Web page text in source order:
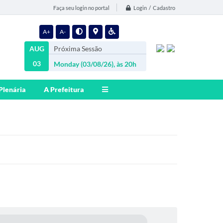
Faça seu login no portal Login / Cadastro
A+ A-
AUG
03
Próxima Sessão
Monday (03/08/26), às 20h
A Prefeitura